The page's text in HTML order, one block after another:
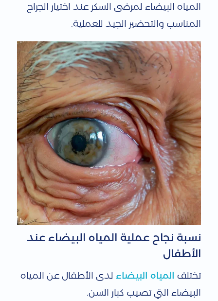
المياه البيضاء لمرضى السكر عند اختيار الجراح
المناسب والتحضير الجيد للعملية.
نسبة نجاح عملية المياه البيضاء عند
الأطفال
تختلف المياه البيضاء لدى الأطفال عن المياه
البيضاء التي تصيب كبار السن.